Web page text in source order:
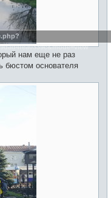
нам еще не раз
бюстом основателя